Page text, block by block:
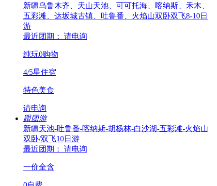
新疆乌鲁木齐、天山天池、可可托海、喀纳斯、禾木、
五彩滩、达坂城古镇、吐鲁番、火焰山双卧双飞8-10日
游
最近团期： 请电询
纯玩0购物
4/5星住宿
特色美食
请电询
跟团游
新疆天池-吐鲁番-喀纳斯-胡杨林-白沙湖-五彩滩-火焰山
双卧/双飞10日游
最近团期： 请电询
一价全含